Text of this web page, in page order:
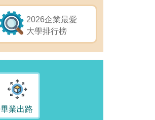
2026企業最愛
大學排行榜
畢業出路